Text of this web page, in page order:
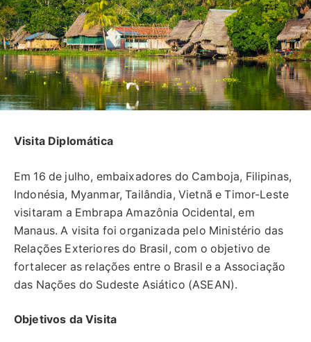
Visita Diplomática
Em 16 de julho, embaixadores do Camboja, Filipinas,
Indonésia, Myanmar, Tailândia, Vietnã e Timor-Leste
visitaram a Embrapa Amazônia Ocidental, em
Manaus. A visita foi organizada pelo Ministério das
Relações Exteriores do Brasil, com o objetivo de
fortalecer as relações entre o Brasil e a Associação
das Nações do Sudeste Asiático (ASEAN).
Objetivos da Visita